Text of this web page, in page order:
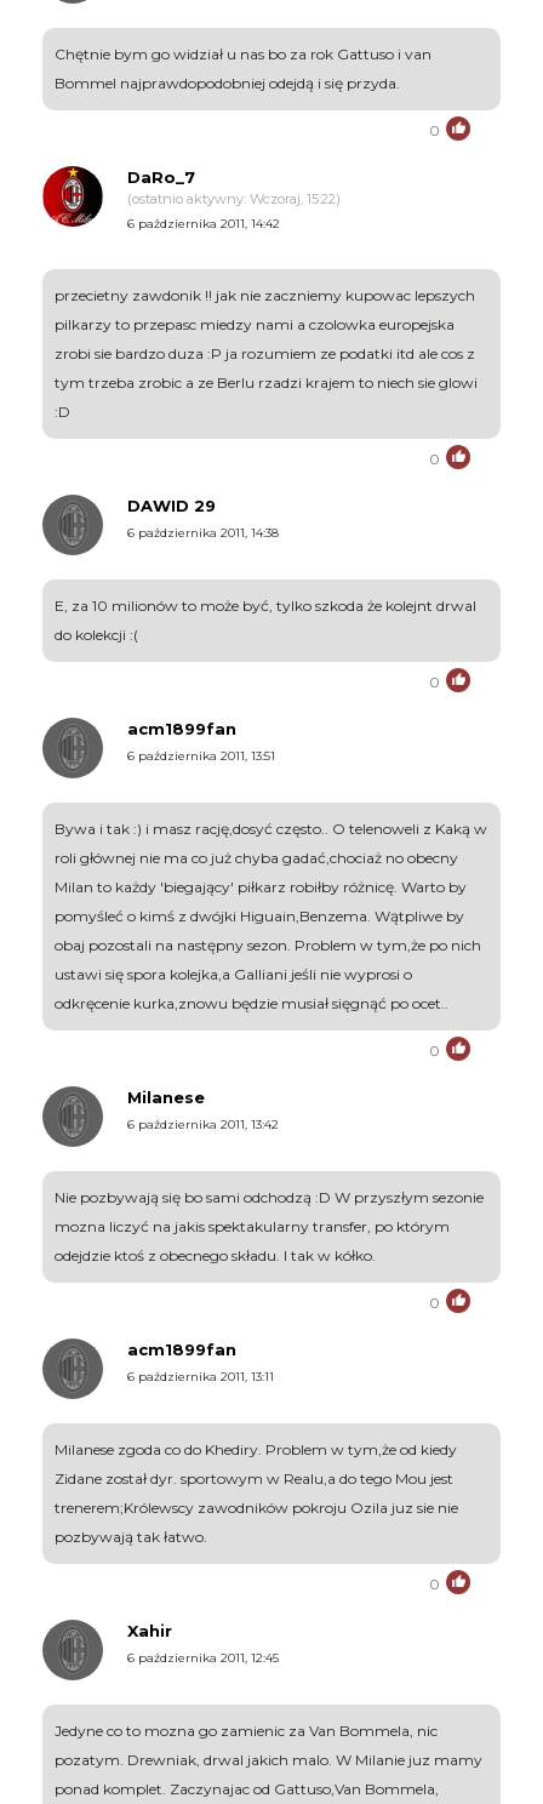
Chętnie bym go widział u nas bo za rok Gattuso i van
Bommel najprawdopodobniej odejdą i się przyda.
0
DaRo_7
(ostatnio aktywny: Wczoraj, 15:22)
6 października 2011, 14:42
przecietny zawdonik !! jak nie zaczniemy kupowac lepszych
pilkarzy to przepasc miedzy nami a czolowka europejska
zrobi sie bardzo duza :P ja rozumiem ze podatki itd ale cos z
tym trzeba zrobic a ze Berlu rzadzi krajem to niech sie glowi
:D
0
DAWID 29
6 października 2011, 14:38
E, za 10 milionów to może być, tylko szkoda że kolejnt drwal
do kolekcji :(
0
acm1899fan
6 października 2011, 13:51
Bywa i tak :) i masz rację,dosyć często.. O telenoweli z Kaką w
roli głównej nie ma co już chyba gadać,chociaż no obecny
Milan to każdy 'biegający' piłkarz robiłby różnicę. Warto by
pomyśleć o kimś z dwójki Higuain,Benzema. Wątpliwe by
obaj pozostali na następny sezon. Problem w tym,że po nich
ustawi się spora kolejka,a Galliani jeśli nie wyprosi o
odkręcenie kurka,znowu będzie musiał sięgnąć po ocet..
0
Milanese
6 października 2011, 13:42
Nie pozbywają się bo sami odchodzą :D W przyszłym sezonie
mozna liczyć na jakis spektakularny transfer, po którym
odejdzie ktoś z obecnego składu. I tak w kółko.
0
acm1899fan
6 października 2011, 13:11
Milanese zgoda co do Khediry. Problem w tym,że od kiedy
Zidane został dyr. sportowym w Realu,a do tego Mou jest
trenerem;Królewscy zawodników pokroju Ozila juz sie nie
pozbywają tak łatwo.
0
Xahir
6 października 2011, 12:45
Jedyne co to mozna go zamienic za Van Bommela, nic
pozatym. Drewniak, drwal jakich malo. W Milanie juz mamy
ponad komplet. Zaczynajac od Gattuso,Van Bommela,